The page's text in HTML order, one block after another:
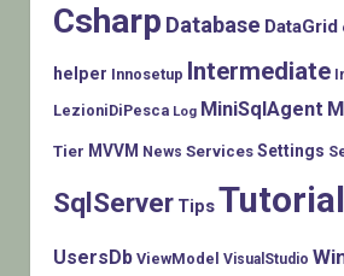
Csharp Database DataGrid
helper Innosetup Intermediate
LezioniDiPesca Log MiniSqlAgent
Tier MVVM News Services Settings
SqlServer TipsTutorial
UsersDb ViewModel VisualStudio